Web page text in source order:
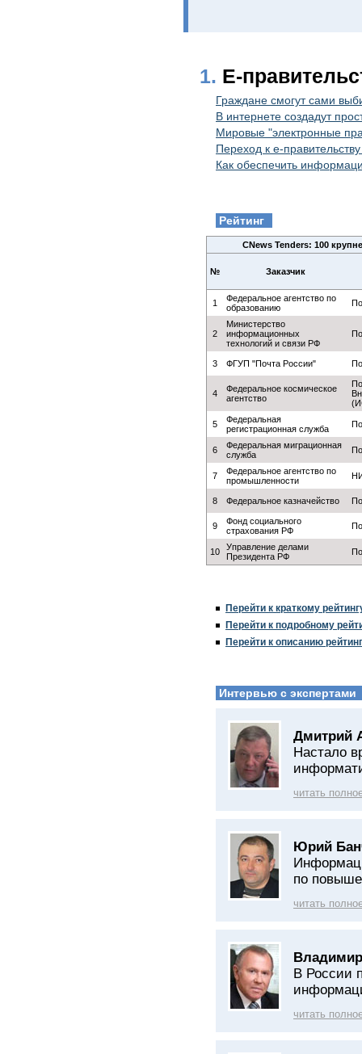
1. E-
Граждане смогут сами
В интернете создадут
Мировые "электронные
Переход к е-
Как обеспечить
Рейтинг
CNews Tenders: 100
№ Заказчик
1
Федеральное агентство по
образованию
2
Министерство
информационных
технологий и связи РФ
3 ФГУП "Почта России"
4
Федеральное космическое
агентство
5
Федеральная
регистрационная служба
6
Федеральная миграционная
служба
7
Федеральное агентство по
промышленности
8 Федеральное казначейство
9
Фонд социального
страхования РФ
10
Управление делами
Президента РФ
Перейти к краткому
Перейти к подробному
Перейти к описанию
Интервью с экспертами
Дмитрий
Настало
читать
Юрий
по
читать
В России
читать